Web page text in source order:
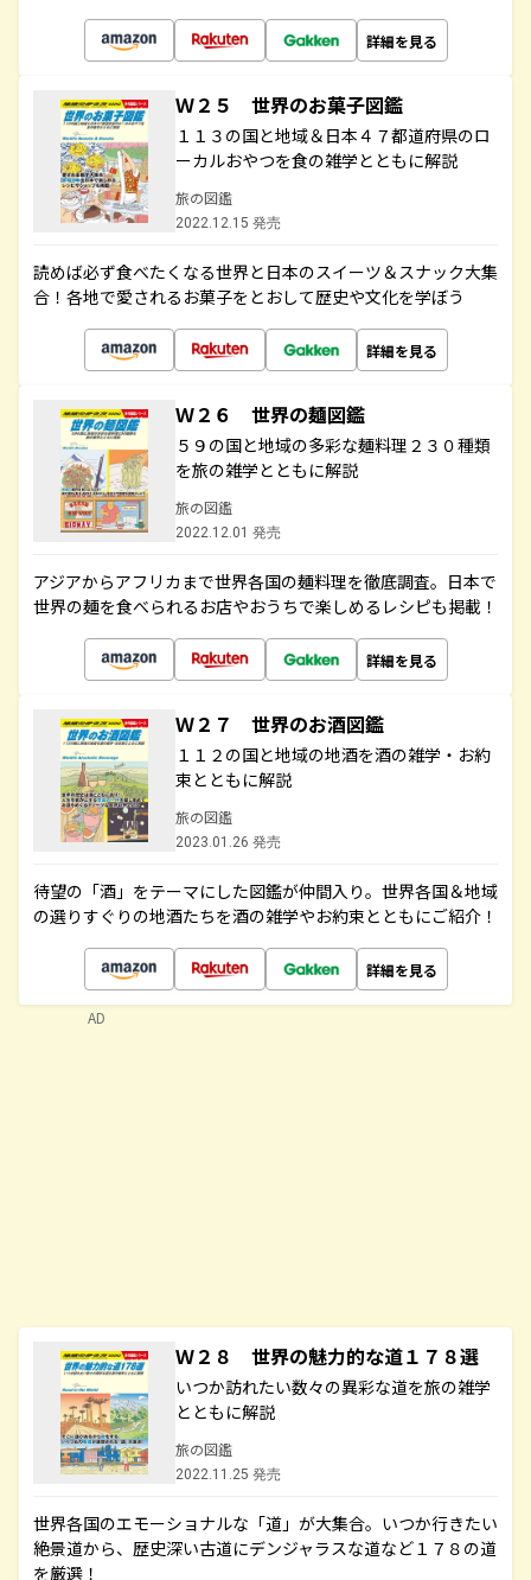
詳細を見る
Ｗ２５ 世界のお菓子図鑑
１１３の国と地域＆日本４７都道府県のロ
ーカルおやつを食の雑学とともに解説
旅の図鑑
2022.12.15 発売
読めば必ず食べたくなる世界と日本のスイーツ＆スナック大集
合！各地で愛されるお菓子をとおして歴史や文化を学ぼう
詳細を見る
Ｗ２６ 世界の麺図鑑
５９の国と地域の多彩な麺料理２３０種類
を旅の雑学とともに解説
旅の図鑑
2022.12.01 発売
アジアからアフリカまで世界各国の麺料理を徹底調査。日本で
世界の麺を食べられるお店やおうちで楽しめるレシピも掲載！
詳細を見る
Ｗ２７ 世界のお酒図鑑
１１２の国と地域の地酒を酒の雑学・お約
束とともに解説
旅の図鑑
2023.01.26 発売
待望の「酒」をテーマにした図鑑が仲間入り。世界各国＆地域
の選りすぐりの地酒たちを酒の雑学やお約束とともにご紹介！
詳細を見る
Ｗ２８ 世界の魅力的な道１７８選
いつか訪れたい数々の異彩な道を旅の雑学
とともに解説
旅の図鑑
2022.11.25 発売
世界各国のエモーショナルな「道」が大集合。いつか行きたい
絶景道から、歴史深い古道にデンジャラスな道など１７８の道
を厳選！
AD